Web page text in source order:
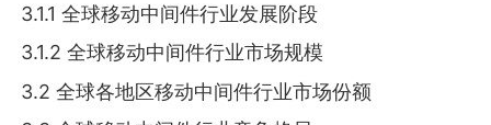
3.1.1 全球移动中间件行业发展阶段
3.1.2 全球移动中间件行业市场规模
3.2 全球各地区移动中间件行业市场份额